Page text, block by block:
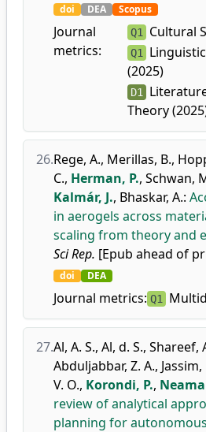
doi DEA Scopus
Journal
metrics:
Q1 Cultural
Q1
(2025)
D1
Theory
26.Rege, A., Merillas, B.,
C., Herman, P., Schwan,
Kalmár, J., Bhaskar, A.:
in aerogels across
scaling from theory and
Sci Rep. [Epub ahead of
doi DEA
Journal metrics: Q1
27.Al, A. S., Al, d. S., Shareef,
Abduljabbar, Z. A., Jassim,
V. O., Korondi, P.,
review of analytical
planning for